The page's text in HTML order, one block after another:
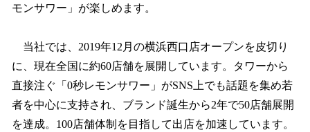
モンサワー」が楽しめます。
当社では、2019年12月の横浜西口店オープンを皮切り
に、現在全国に約60店舗を展開しています。タワーから
直接注ぐ「0秒レモンサワー」がSNS上でも話題を集め若
者を中心に支持され、ブランド誕生から2年で50店舗展開
を達成。100店舗体制を目指して出店を加速しています。